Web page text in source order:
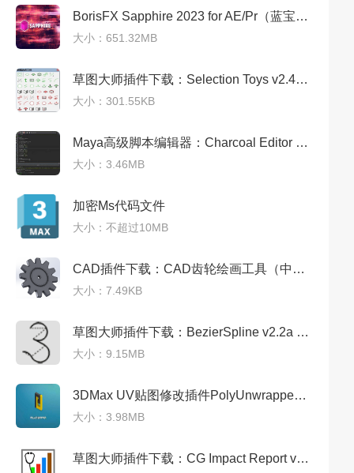
BorisFX Sapphire 2023 for AE/Pr（蓝宝石插件）中文稳定完美版
大小：651.32MB
草图大师插件下载：Selection Toys v2.4.0汉化免费版
大小：301.55KB
Maya高级脚本编辑器：Charcoal Editor v1.74
大小：3.46MB
加密Ms代码文件
大小：不超过10MB
CAD插件下载：CAD齿轮绘画工具（中文完美版）
大小：7.49KB
草图大师插件下载：BezierSpline v2.2a 英文免费版
大小：9.15MB
3DMax UV贴图修改插件PolyUnwrapper v4.3 For 2010-2018
大小：3.98MB
草图大师插件下载：CG Impact Report v1.0 汉化破解版